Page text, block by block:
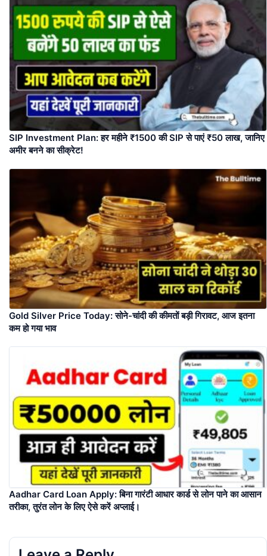
SIP Investment Plan: हर महीने ₹1500 की SIP से पाएं ₹50 लाख, जानिए
अमीर बनने का सीक्रेट!
Gold Silver Price Today: सोने-चांदी की कीमतों बड़ी गिरावट, आज इतना
कम हो गया भाव
Aadhar Card Loan Apply: बिना गारंटी आधार कार्ड से लोन पाने का आसान
तरीका, तुरंत लोन के लिए ऐसे करें अप्लाई।